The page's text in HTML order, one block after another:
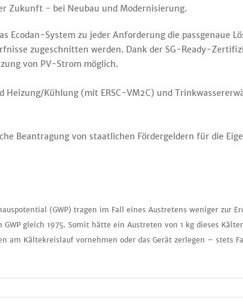
Zukunft - bei Neubau und Modernisierung.
System zu jeder Anforderung die passgenaue
zugeschnitten werden. Dank der SG-Ready-
von PV-Strom möglich.
Kühlung (mit ERSC-VM2C) und
Beantragung von staatlichen Fördergeldern für die
(GWP) tragen im Fall eines Austretens weniger zur
gleich 1975. Somit hätte ein Austreten von 1 kg dieses
am Kältekreislauf vornehmen oder das Gerät zerlegen – stets